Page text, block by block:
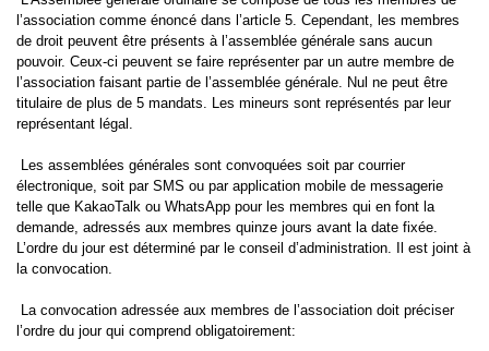
l’association comme énoncé dans l’article 5. Cependant, les membres
de droit peuvent être présents à l’assemblée générale sans aucun
pouvoir. Ceux-ci peuvent se faire représenter par un autre membre de
l’association faisant partie de l’assemblée générale. Nul ne peut être
titulaire de plus de 5 mandats. Les mineurs sont représentés par leur
représentant légal.
Les assemblées générales sont convoquées soit par courrier
électronique, soit par SMS ou par application mobile de messagerie
telle que KakaoTalk ou WhatsApp pour les membres qui en font la
demande, adressés aux membres quinze jours avant la date fixée.
L’ordre du jour est déterminé par le conseil d’administration. Il est joint à
la convocation.
La convocation adressée aux membres de l’association doit préciser
l’ordre du jour qui comprend obligatoirement: